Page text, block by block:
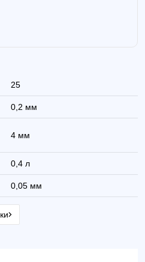
25
0,2 мм
4 мм
0,4 л
0,05 мм